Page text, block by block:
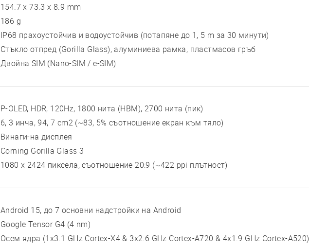
154.7 x 73.3 x 8.9 mm
186 g
IP68 прахоустойчив и водоустойчив (потапяне до 1, 5 m за 30 минути)
Стъкло отпред (Gorilla Glass), алуминиева рамка, пластмасов гръб
Двойна SIM (Nano-SIM / e-SIM)
P-OLED, HDR, 120Hz, 1800 нита (HBM), 2700 нита (пик)
6, 3 инча, 94, 7 cm2 (~83, 5% съотношение екран към тяло)
Винаги-на дисплея
Corning Gorilla Glass 3
1080 x 2424 пиксела, съотношение 20:9 (~422 ppi плътност)
Android 15, до 7 основни надстройки на Android
Google Tensor G4 (4 nm)
Осем ядра (1x3.1 GHz Cortex-X4 & 3x2.6 GHz Cortex-A720 & 4x1.9 GHz Cortex-A520)